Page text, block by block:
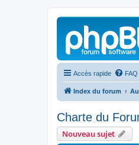
Accès rapide FAQ
Index du forum
Charte du
Nouveau sujet